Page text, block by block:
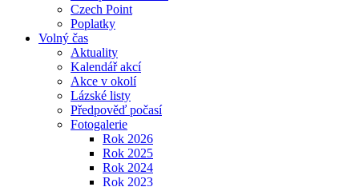
Czech Point
Poplatky
Volný čas
Aktuality
Kalendář akcí
Akce v okolí
Lázské listy
Předpověď počasí
Fotogalerie
Rok 2026
Rok 2025
Rok 2024
Rok 2023